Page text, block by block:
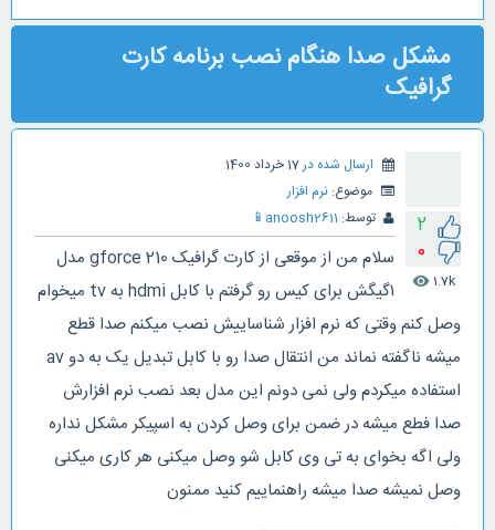
مشکل صدا هنگام نصب برنامه کارت
گرافیک
2
0
1.7k
visibility
ارسال شده در17 خرداد 1400
موضوع: نرم افزار
توسط: anoosh2611
📱
سلام من از موقعی از کارت گرافیک gforce 210 مدل
۱گیگش برای کیس رو گرفتم با کابل hdmi به tv میخوام
وصل کنم وقتی که نرم افزار شناساییش نصب میکنم صدا قطع
میشه ناگفته نماند من انتقال صدا رو با کابل تبدیل یک به دو av
استفاده میکردم ولی نمی دونم این مدل بعد نصب نرم افزارش
صدا فطع میشه در ضمن برای وصل کردن به اسپیکر مشکل نداره
ولی اگه بخوای به تی وی کابل شو وصل میکنی هر کاری میکنی
وصل نمیشه صدا میشه راهنماییم کنید ممنون